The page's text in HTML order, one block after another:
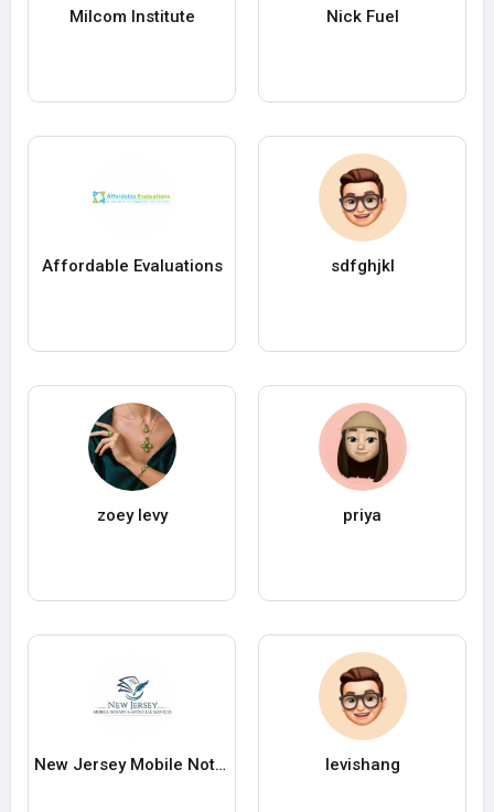
Milcom Institute Nick Fuel
Affordable Evaluations sdfghjkl
zoey levy priya
New Jersey Mobile Notary & Apostille Services levishang